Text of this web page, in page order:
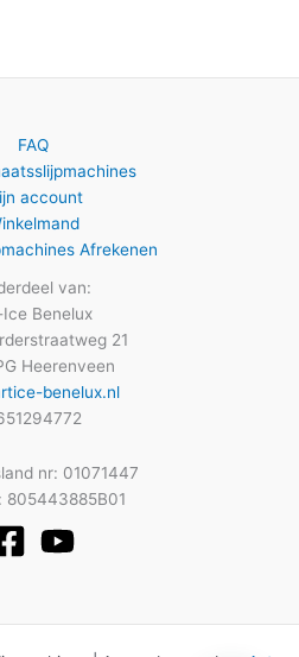
FAQ
account
Afrekenen
van:
Benelux
21
Heerenveen
benelux.nl
nr: 01071447
805443885B01